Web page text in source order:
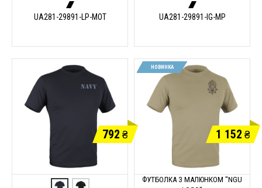
UA281-29891-LP-MOT UA281-29891-IG-MP
792 ₴
НОВИНКА
1 152 ₴
ФУТБОЛКА З МАЛЮНКОМ "NGU